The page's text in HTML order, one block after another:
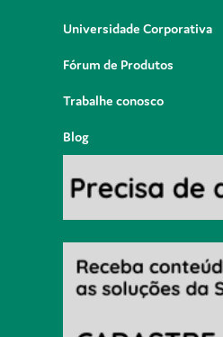
Universidade Corporativa
Fórum de Produtos
Trabalhe conosco
Blog